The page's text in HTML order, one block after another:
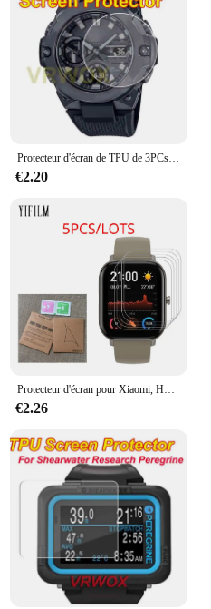
Protecteur d'écran de TPU de 3PCs pour la montre GST-B200 le protecteur GST-B400 de GST-B300
€2.20
Protecteur d'écran pour Xiaomi, Huami Amazfit Bip 5 U BIT PACE S Lite GTS 2 3 2e GTS4 Mini POP Pro GTS 4, film TPU à couverture complète, 5 pièces
€2.26